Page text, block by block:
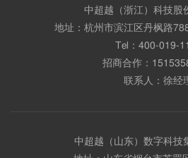
中超越（浙江）科技股
地址：杭州市滨江区丹枫路
Tel： 400-019-
招商合作：
联系人：徐经
中超越（山东）数字科技